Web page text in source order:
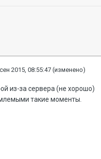
2015, 08:55:47 (изменено)
из-за сервера (не хорошо)
такие моменты.